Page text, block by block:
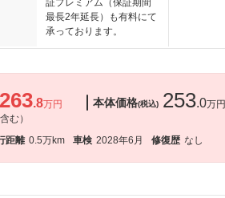
証プレミアム（保証期間
最長2年延長）も有料にて
承っております。
263.8万円
む）
本体価格(税込) 253.0万円
距離 0.5万km 車検 2028年6月 修復歴 なし